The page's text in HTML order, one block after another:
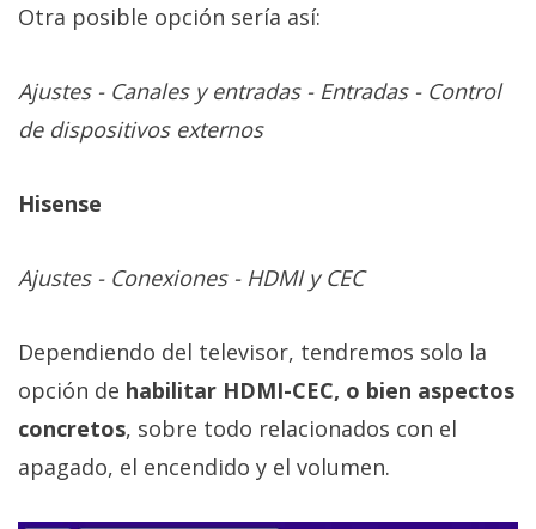
Otra posible opción sería así:
Ajustes - Canales y entradas - Entradas - Control
de dispositivos externos
Hisense
Ajustes - Conexiones - HDMI y CEC
Dependiendo del televisor, tendremos solo la
opción de habilitar HDMI-CEC, o bien aspectos
concretos, sobre todo relacionados con el
apagado, el encendido y el volumen.